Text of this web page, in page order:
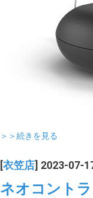
＞＞続きを見る
[衣笠店] 2023-07-
ネオコント